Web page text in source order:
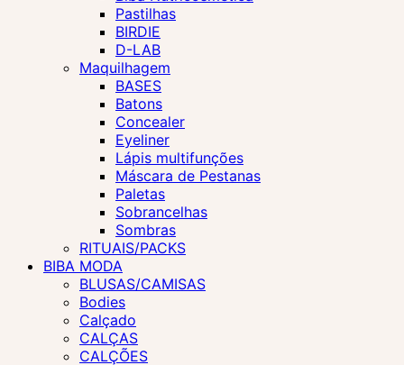
Pastilhas
BIRDIE
D-LAB
Maquilhagem
BASES
Batons
Concealer
Eyeliner
Lápis multifunções
Máscara de Pestanas
Paletas
Sobrancelhas
Sombras
RITUAIS/PACKS
BIBA MODA
BLUSAS/CAMISAS
Bodies
Calçado
CALÇAS
CALÇÕES